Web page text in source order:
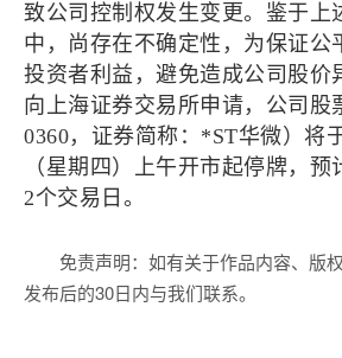
致公司控制权发生变更。鉴于上
中，尚存在不确定性，为保证公
投资者利益，避免造成公司股价
向上海证券交易所申请，公司股
0360，证券简称：*ST华微）将
（星期四）上午开市起停牌，
2个交易日。
免责声明：如有关于作品内容、版
发布后的30日内与我们联系。